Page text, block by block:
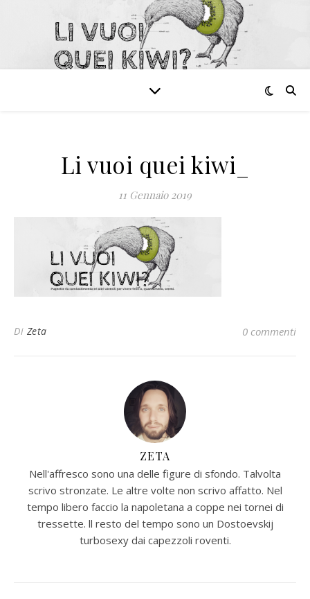
Li vuoi quei kiwi_
11 Gennaio 2019
Di Zeta 0 commenti
ZETA
Nell'affresco sono una delle figure di sfondo. Talvolta
scrivo stronzate. Le altre volte non scrivo affatto. Nel
tempo libero faccio la napoletana a coppe nei tornei di
tressette. ll resto del tempo sono un Dostoevskij
turbosexy dai capezzoli roventi.